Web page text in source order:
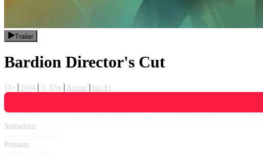
Trailer
Bardion Director's Cut
13+ 2024 1j 32m Action
Sci-Fi
Sutradara:
Pemain: